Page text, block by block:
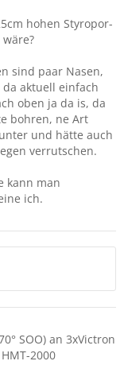
hohen Styropor-
sind paar Nasen,
aktuell einfach
oben ja da is, da
bohren, ne Art
und hätte auch
verrutschen.
kann man
ich.
SOO) an 3xVictron
2000